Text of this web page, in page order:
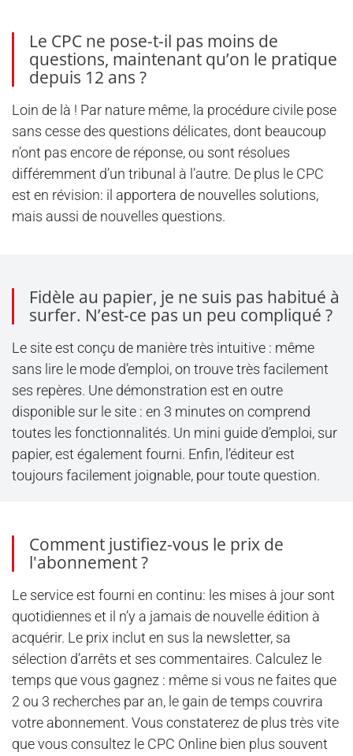
Le CPC ne pose-t-il pas moins de
questions, maintenant qu’on le pratique
depuis 12 ans ?
Loin de là ! Par nature même, la procédure civile pose
sans cesse des questions délicates, dont beaucoup
n’ont pas encore de réponse, ou sont résolues
différemment d’un tribunal à l’autre. De plus le CPC
est en révision: il apportera de nouvelles solutions,
mais aussi de nouvelles questions.
Fidèle au papier, je ne suis pas habitué à
surfer. N’est-ce pas un peu compliqué ?
Le site est conçu de manière très intuitive : même
sans lire le mode d’emploi, on trouve très facilement
ses repères. Une démonstration est en outre
disponible sur le site : en 3 minutes on comprend
toutes les fonctionnalités. Un mini guide d’emploi, sur
papier, est également fourni. Enfin, l’éditeur est
toujours facilement joignable, pour toute question.
Comment justifiez-vous le prix de
l'abonnement ?
Le service est fourni en continu: les mises à jour sont
quotidiennes et il n’y a jamais de nouvelle édition à
acquérir. Le prix inclut en sus la newsletter, sa
sélection d’arrêts et ses commentaires. Calculez le
temps que vous gagnez : même si vous ne faites que
2 ou 3 recherches par an, le gain de temps couvrira
votre abonnement. Vous constaterez de plus très vite
que vous consultez le CPC Online bien plus souvent